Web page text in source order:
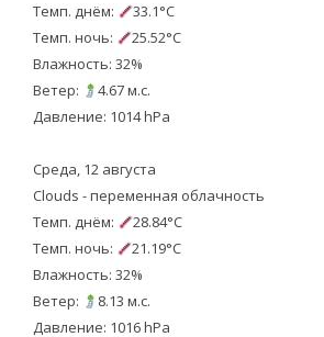
Темп. днём:
33.1°C
Темп. ночь:
25.52°C
Влажность: 32%
Ветер:
4.67 м.с.
Давление: 1014 hPa
Среда, 12 августа
Clouds - переменная облачность
Темп. днём:
28.84°C
Темп. ночь:
21.19°C
Влажность: 32%
Ветер:
8.13 м.с.
Давление: 1016 hPa